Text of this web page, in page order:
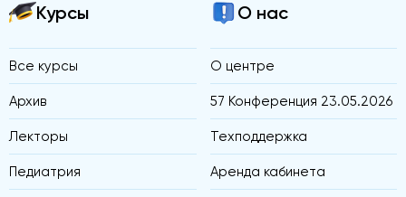
Курсы
Все курсы
Архив
Лекторы
Педиатрия
О нас
О центре
57 Конференция 23.05.2026
Техподдержка
Аренда кабинета